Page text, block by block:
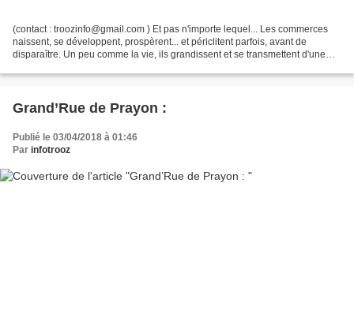
(contact : troozinfo@gmail.com ) Et pas n'importe lequel... Les commerces
naissent, se développent, prospèrent... et périclitent parfois, avant de
disparaître. Un peu comme la vie, ils grandissent et se transmettent d'une
Grand’Rue de Prayon :
Publié le 03/04/2018 à 01:46
Par infotrooz